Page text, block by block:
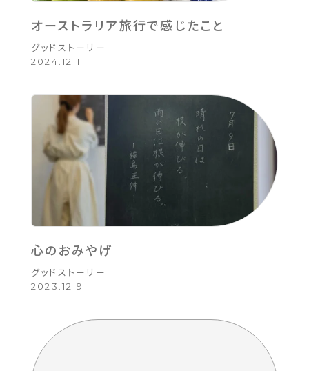
オーストラリア旅行で感じたこと
グッドストーリー
2024.12.1
心のおみやげ
グッドストーリー
2023.12.9